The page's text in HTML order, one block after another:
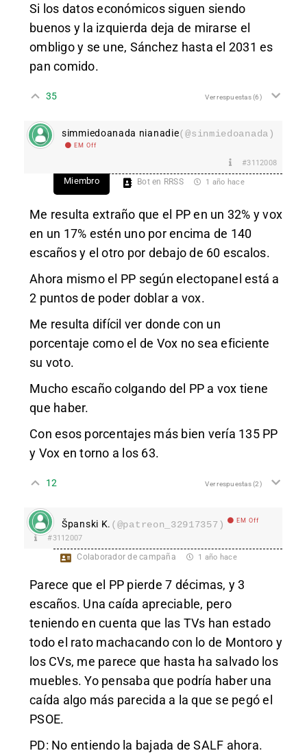
Si los datos económicos siguen siendo
buenos y la izquierda deja de mirarse el
ombligo y se une, Sánchez hasta el 2031 es
pan comido.
35 Ver respuestas(6)
simmiedoanada nianadie(@sinmiedoanada)
EM Off
#3112008
Miembro Bot en RRSS 1 año hace
Me resulta extraño que el PP en un 32% y vox
en un 17% estén uno por encima de 140
escaños y el otro por debajo de 60 escalos.
Ahora mismo el PP según electopanel está a
2 puntos de poder doblar a vox.
Me resulta difícil ver donde con un
porcentaje como el de Vox no sea eficiente
su voto.
Mucho escaño colgando del PP a vox tiene
que haber.
Con esos porcentajes más bien vería 135 PP
y Vox en torno a los 63.
12 Ver respuestas(2)
Španski K. (@patreon_32917357) EM Off
#3112007
Colaborador de campaña 1 año hace
Parece que el PP pierde 7 décimas, y 3
escaños. Una caída apreciable, pero
teniendo en cuenta que las TVs han estado
todo el rato machacando con lo de Montoro y
los CVs, me parece que hasta ha salvado los
muebles. Yo pensaba que podría haber una
caída algo más parecida a la que se pegó el
PSOE.
PD: No entiendo la bajada de SALF ahora.